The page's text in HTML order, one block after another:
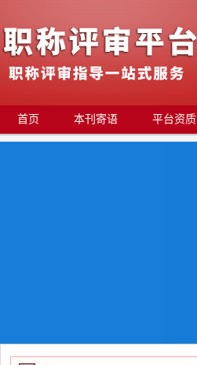
首页 本刊寄语 平台资质